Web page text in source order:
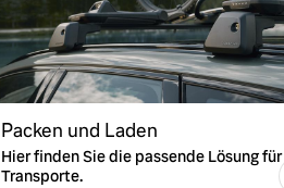
Packen und Laden
Hier finden Sie die passende Lösung für
Transporte.